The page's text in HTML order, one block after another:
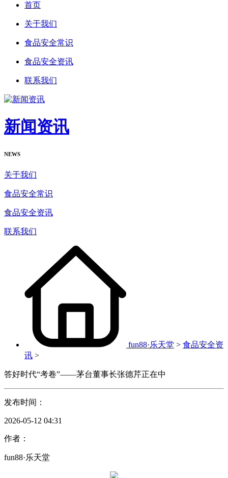
首页
关于我们
食品安全常识
食品安全资讯
联系我们
新闻资讯
NEWS
关于我们
食品安全常识
食品安全资讯
联系我们
fun88·乐天堂 > 食品安全资
讯 >
答好时代“考卷”——茅台董事长张德芹正在中
发布时间：
2026-05-12 04:31
作者：
fun88·乐天堂